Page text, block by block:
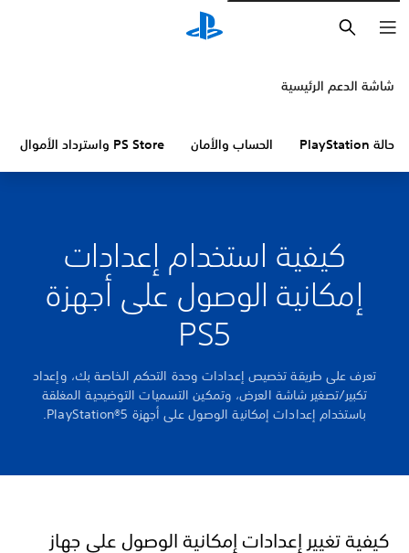
شاشة الدعم الرئيسية
حالة PlayStation الحساب والأمان PS Store واسترداد الأموال
كيفية استخدام إعدادات
إمكانية الوصول على أجهزة
PS5
تعرف على طريقة تخصيص إعدادات وحدة التحكم الخاصة بك، وإعداد
تكبير/تصغير شاشة العرض، وتمكين التسميات التوضيحية المغلقة
باستخدام إعدادات إمكانية الوصول على أجهزة PlayStation®5.
كيفية تغيير إعدادات إمكانية الوصول على جهاز